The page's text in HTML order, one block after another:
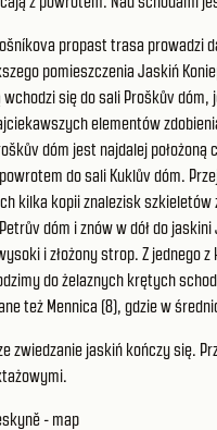
propast trasa prowadzi
pomieszczenia Jaskiń
się do sali Proškův
elementów
dóm jest najdalej
do sali Kuklův dóm.
kilka kopii znalezisk
dóm i znów w dół do
i złożony strop. Z jednego
do żelaznych krętych
też Mennica (8), gdzie w
zwiedzanie jaskiń kończy się.